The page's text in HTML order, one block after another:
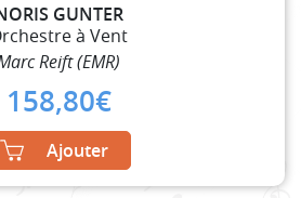
GUNTER
à Vent
Reift (EMR)
158,80€
Ajouter